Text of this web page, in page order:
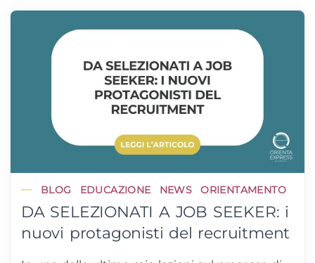
BLOG EDUCAZIONE NEWS ORIENTAMENTO
DA SELEZIONATI A JOB SEEKER: i
nuovi protagonisti del recruitment